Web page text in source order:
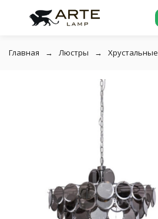
Главная Люстры Хрустальные